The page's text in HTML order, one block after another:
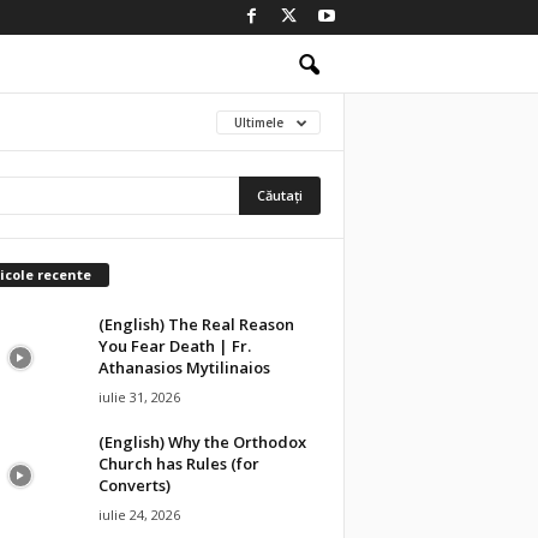
Ultimele
recente
(English) The Real Reason
You Fear Death | Fr.
Athanasios Mytilinaios
iulie 31, 2026
(English) Why the Orthodox
Church has Rules (for
Converts)
iulie 24, 2026